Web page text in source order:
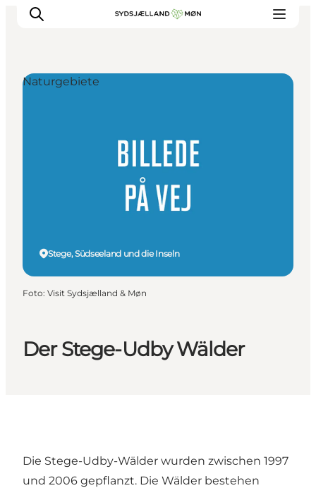
Städte und Orte
Der Stege-Udby Wälder
Stege, Südseeland und die Inseln
Naturgebiete
Foto: Visit Sydsjælland & Møn
Die Stege-Udby-Wälder wurden zwischen 1997
und 2006 gepflanzt. Die Wälder bestehen